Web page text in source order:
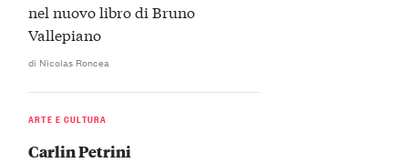
nel nuovo libro di Bruno
Vallepiano
di Nicolas Roncea
ARTE E CULTURA
Carlin Petrini